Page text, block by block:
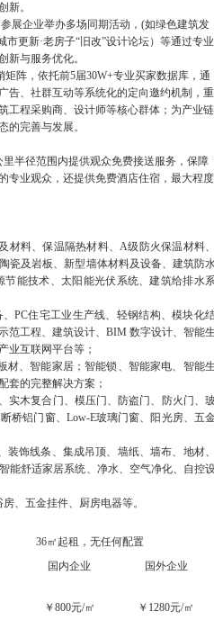
新。
展企业举办多场同期活动，(如绿色建筑发
更新·老房子“旧改”设计论坛）等通过专业
新与服务优化。
阵，依托前5届30W+专业买家数据库，通
告、社群互动等系统化的定向邀约机制，重
工程采购商、设计师等核心群体；为产业链
的完善与发展。
半径范围内提供观众免费接送服务，保障
专业观众，还提供免费酒店住宿，最大程度
材料、保温隔热材料、A级防火保温材料、
瓷及岩板、新型墙体材料及设备、建筑防
能技术、太阳能光伏系统、建筑给排水
PC住宅工业生产线、轻钢结构、模块化
范工程、建筑设计、BIM 数字设计、智能生
业互联网平台等；
材、智能家居；智能锁、智能家电、智能生
套的完整解决方案；
实木复合门、模压门、防盗门、防火门、玻
桥铝门窗、Low-E玻璃门窗、阳光房、五
饰线条、集成吊顶、墙纸、墙布、地材、
能舒适家居系统、净水、空气净化、自控
、五金挂件、厨房电器等。
36㎡起租，无任何配置
国内企业
国外企业
￥800元/㎡ ￥1280元/㎡